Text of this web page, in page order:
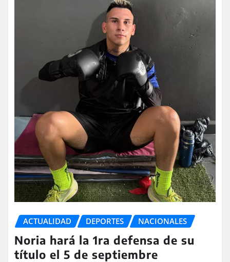
ACTUALIDAD DEPORTES NACIONALES
Noria hará la 1ra defensa de su
título el 5 de septiembre